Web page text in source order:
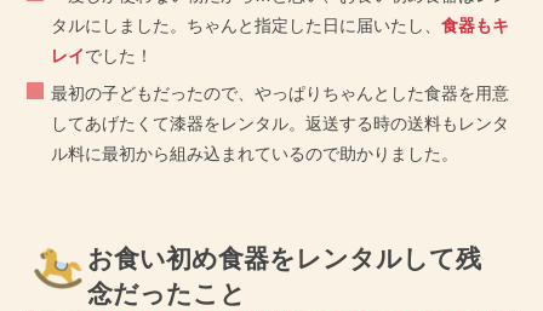
タルにしました。ちゃんと指定した日に届いたし、食器もキ
レイでした！
最初の子どもだったので、やっぱりちゃんとした食器を用意
してあげたくて漆器をレンタル。返送する時の送料もレンタ
ル料に最初から組み込まれているので助かりました。
お食い初め食器をレンタルして残
念だったこと